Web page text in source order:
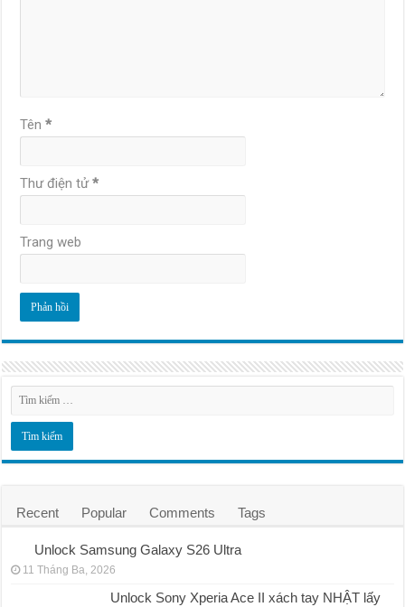
Tên*
Thư điện tử*
Trang web
Recent Popular Comments Tags
Unlock Samsung Galaxy S26 Ultra
11 Tháng Ba, 2026
Unlock Sony Xperia Ace II xách tay NHẬT lấy